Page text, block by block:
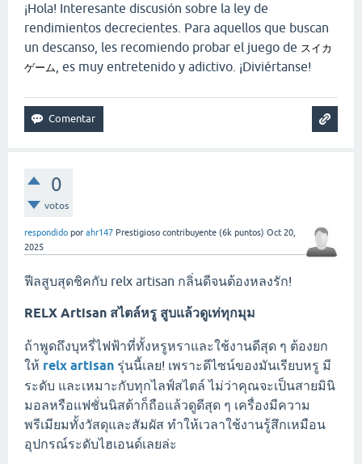
¡Hola! Interesante discusión sobre la ley de
rendimientos decrecientes. Para aquellos que buscan
un descanso, les recomiendo probar el juego de スイカ
ゲーム , es muy entretenido y adictivo. ¡Diviértanse!
0
votos
respondido por ahr147 Prestigioso contribuyente (6k puntos) Oct 20,
2025
ฟีลสูบสุดชิคกับ relx artisan กลิ่นดีจนต้องหลงรัก!
RELX Artisan สไตล์หรู สูบแล้วดูเท่ทุกมุม
ถ้าพูดถึงบุหรี่ไฟฟ้าที่ทั้งหรูหราและใช้งานดีสุด ๆ ต้องยก
ให้ relx artisan รุ่นนี้เลย! เพราะดีไซน์ของมันเรียบหรู มี
ระดับ และเหมาะกับทุกไลฟ์สไตล์ ไม่ว่าคุณจะเป็นสายมินิ
มอลหรือแฟชั่นนิสต้าก็ถือแล้วดูดีสุด ๆ เครื่องมีความ
พรีเมียมทั้งวัสดุและสัมผัส ทำให้เวลาใช้งานรู้สึกเหมือน
อุปกรณ์ระดับไฮเอนด์เลยล่ะ